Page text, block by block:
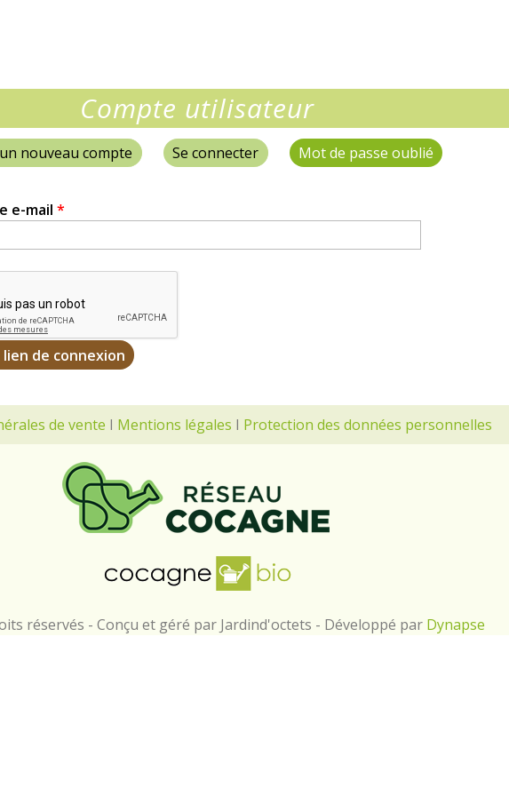
Compte utilisateur
nouveau compte Se connecter Mot de passe oublié (onglet actif)
e-mail *
de vente I Mentions légales I Protection des données personnelles
réservés - Conçu et géré par Jardind'octets - Développé par Dynapse